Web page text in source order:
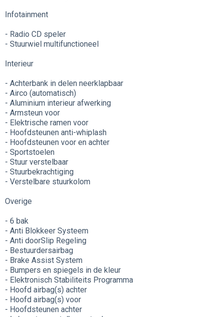
Infotainment
- Radio CD speler
- Stuurwiel multifunctioneel
Interieur
- Achterbank in delen neerklapbaar
- Airco (automatisch)
- Aluminium interieur afwerking
- Armsteun voor
- Elektrische ramen voor
- Hoofdsteunen anti-whiplash
- Hoofdsteunen voor en achter
- Sportstoelen
- Stuur verstelbaar
- Stuurbekrachtiging
- Verstelbare stuurkolom
Overige
- 6 bak
- Anti Blokkeer Systeem
- Anti doorSlip Regeling
- Bestuurdersairbag
- Brake Assist System
- Bumpers en spiegels in de kleur
- Elektronisch Stabiliteits Programma
- Hoofd airbag(s) achter
- Hoofd airbag(s) voor
- Hoofdsteunen achter